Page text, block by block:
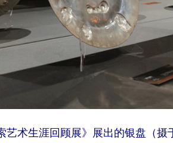
术生涯回顾展》展出的银盘（摄